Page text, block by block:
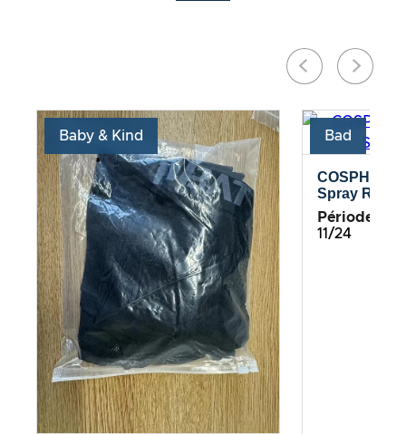
Baby & Kind Bad
COSPHERA
Spray
Période de
11/24